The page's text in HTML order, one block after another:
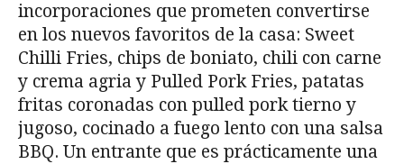
incorporaciones que prometen convertirse
en los nuevos favoritos de la casa: Sweet
Chilli Fries, chips de boniato, chili con carne
y crema agria y Pulled Pork Fries, patatas
fritas coronadas con pulled pork tierno y
jugoso, cocinado a fuego lento con una salsa
BBQ. Un entrante que es prácticamente una